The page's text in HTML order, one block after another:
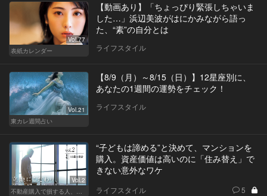
Vol.77
表紙カレンダー
【動画あり】「ちょっぴり緊張しちゃいま
した…」浜辺美波がはにかみながら語っ
た、“素”の自分とは
ライフスタイル
Vol.21
東カレ週間占い
【8/9（月）～8/15（日）】12星座別に、
あなたの1週間の運勢をチェック！
ライフスタイル
Vol.2
不動産購入で損する人、得する人
“子どもは諦める”と決めて、マンションを
購入。資産価値は高いのに「住み替え」で
きない意外なワケ
ライフスタイル 5